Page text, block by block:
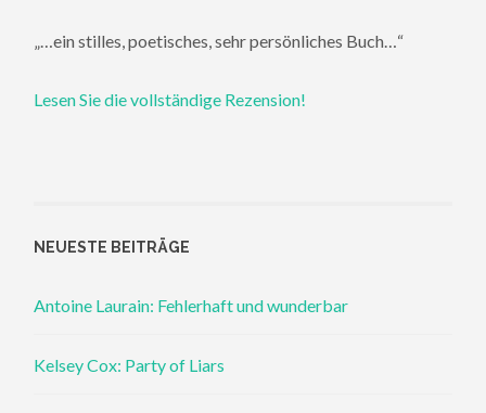
„…ein stilles, poetisches, sehr persönliches Buch…“
Lesen Sie die vollständige Rezension!
NEUESTE BEITRÄGE
Antoine Laurain: Fehlerhaft und wunderbar
Kelsey Cox: Party of Liars